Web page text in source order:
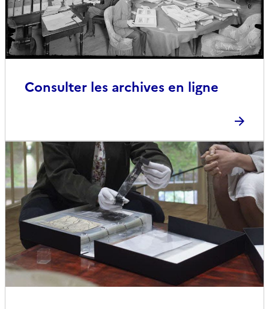
Consulter les archives en ligne